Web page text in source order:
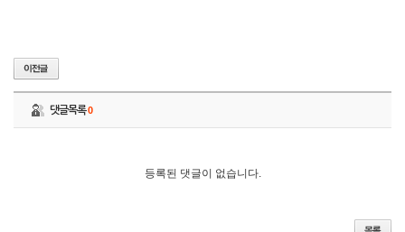
댓글목록0
등록된 댓글이 없습니다.